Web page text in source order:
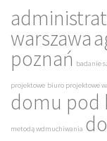
warszawa
poznań badanie
projektowe biuro projektowe
domu pod
metodą wdmuchiwania